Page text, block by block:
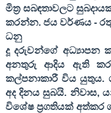
මිත්‍ර සබඳතාවලට
කරන්න. ජය වර්ණය -
ධනු
දූ දරුවන්ගේ අධ්‍යාපන
අනතුරු ආදිය ඇති
කල්පනාකාරී විය යුතුය.
අද දිනය සුබයි. නිවාස,
විශේෂ ප්‍රගතියක් අත්කර